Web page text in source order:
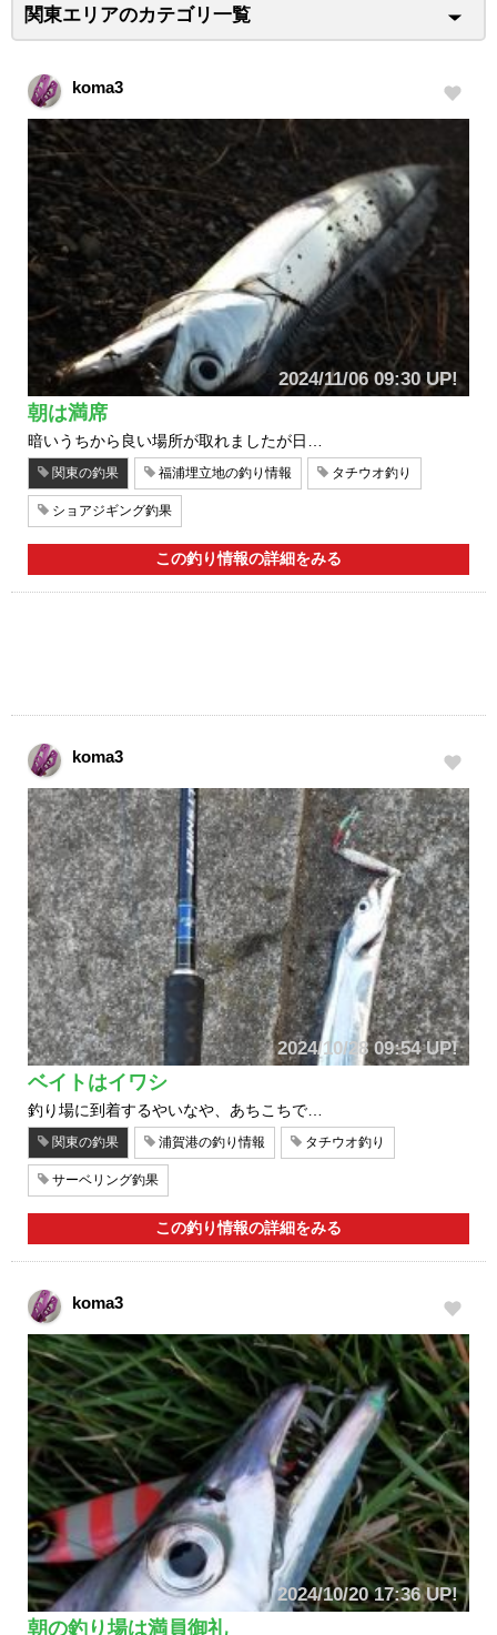
関東エリアのカテゴリ一覧
koma3
2024/11/06 09:30 UP!
朝は満席
暗いうちから良い場所が取れましたが日…
関東の釣果 福浦埋立地の釣り情報 タチウオ釣り
ショアジギング釣果
この釣り情報の詳細をみる
koma3
2024/10/28 09:54 UP!
ベイトはイワシ
釣り場に到着するやいなや、あちこちで…
関東の釣果 浦賀港の釣り情報 タチウオ釣り
サーベリング釣果
この釣り情報の詳細をみる
koma3
2024/10/20 17:36 UP!
朝の釣り場は満員御礼